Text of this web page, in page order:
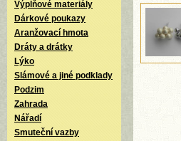
Výplňové materiály
Dárkové poukazy
Aranžovací hmota
Dráty a drátky
Lýko
Slámové a jiné podklady
Podzim
Zahrada
Nářadí
Smuteční vazby